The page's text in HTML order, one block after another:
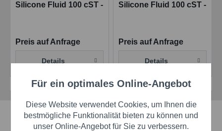
Silicone Fluid 100 cST -
Preis auf Anfrage
Details
Silicone Fluid 100 cST -
Preis auf Anfrage
Details
Schnelle Lieferzeiten
Funktionale Aktiv
Marketing Aktiv
Für ein optimales Online-Angebot
Diese Website verwendet Cookies, um Ihnen die
bestmögliche Funktionalität bieten zu können und
unser Online-Angebot für Sie zu verbessern.